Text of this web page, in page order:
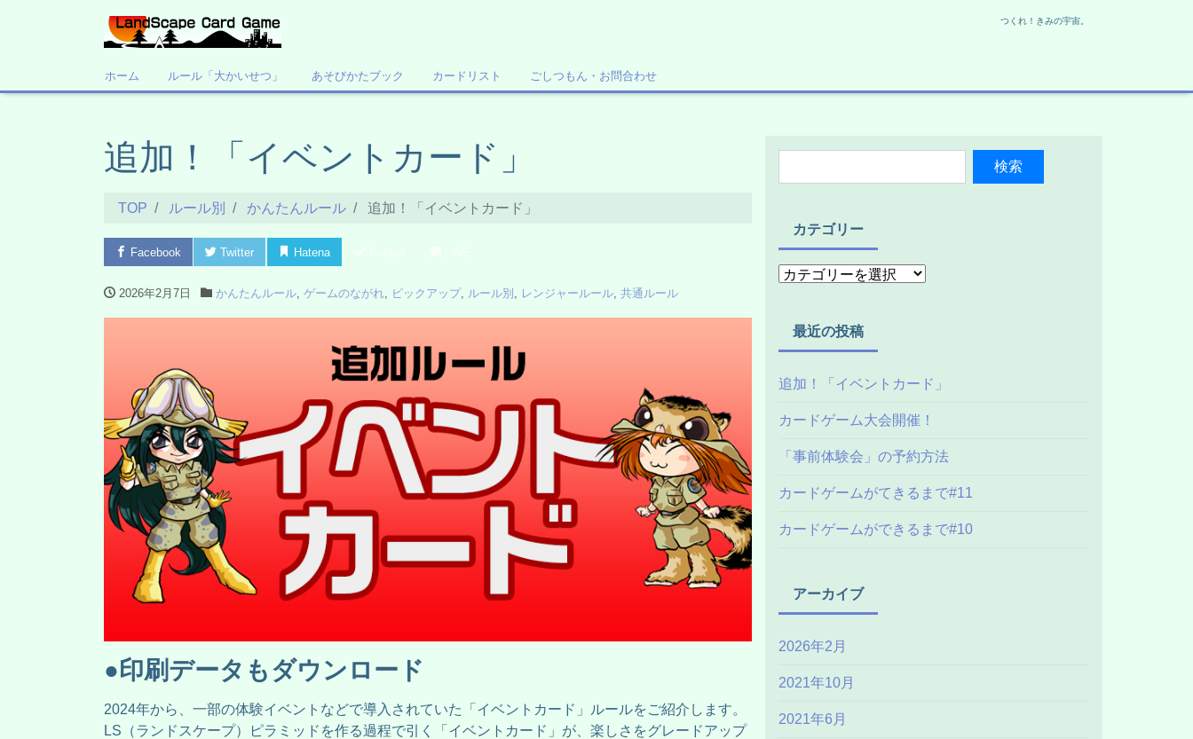
つくれ！きみの宇宙。
ホーム ルール「大かいせつ」 あそびかたブック カードリスト ごしつもん・お問合わせ
追加！「イベントカード」
TOP ルール別 かんたんルール 追加！「イベントカード」
Facebook Twitter Hatena
2026年2月7日 かんたんルール, ゲームのながれ, ピックアップ, ルール別 レンジャールール, 共通ルール
●印刷データもダウンロード
2024年から、一部の体験イベントなどで導入されていた「イベントカード」ルールをご紹介します。
LS（ランドスケープ）ピラミッドを作る過程で引く「イベントカード」が、楽しさをグレードアップ
カテゴリー
最近の投稿
追加！「イベントカード」
カードゲーム大会開催！
「事前体験会」の予約方法
カードゲームがてきるまで#11
カードゲームができるまで#10
アーカイブ
2026年2月
2021年10月
2021年6月